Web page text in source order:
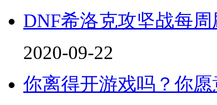
DNF希洛克攻坚战每
2020-09-22
你离得开游戏吗？你愿